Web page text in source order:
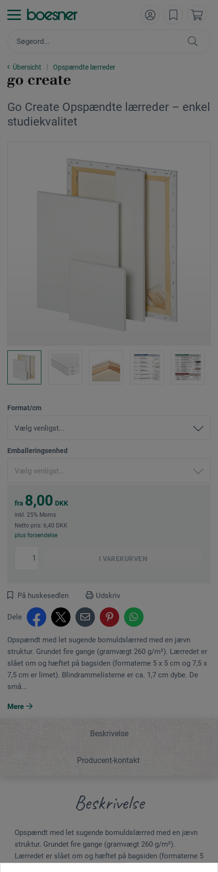
Übersicht Opspændte lærreder
Go Create Opspændte lærreder – enkel
studiekvalitet
Format/cm
Emballeringsenhed
fra 8,00 DKK
inkl. 25% Moms
Netto pris: 6,40 DKK
plus forsendelse
I VAREKURVEN
På huskesedlen Udskriv
Dele
Opspændt med let sugende bomuldslærred med en jævn
struktur. Grundet fire gange (gramvægt 260 g/m²). Lærredet er
slået om og hæftet på bagsiden (formaterne 5 x 5 cm og 7,5 x
7,5 cm er limet). Blindrammelisterne er ca. 1,7 cm dybe. De
små...
Mere
Beskrivelse
Producent-kontakt
Beskrivelse
Opspændt med let sugende bomuldslærred med en jævn
struktur. Grundet fire gange (gramvægt 260 g/m²).
Lærredet er slået om og hæftet på bagsiden (formaterne 5